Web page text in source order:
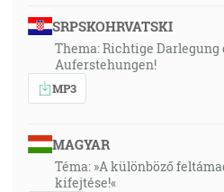
SRPSKOHRVATSKI
Thema: Richtige
Auferstehungen!
MP3
MAGYAR
Téma: »A különböző
kifejtése!«